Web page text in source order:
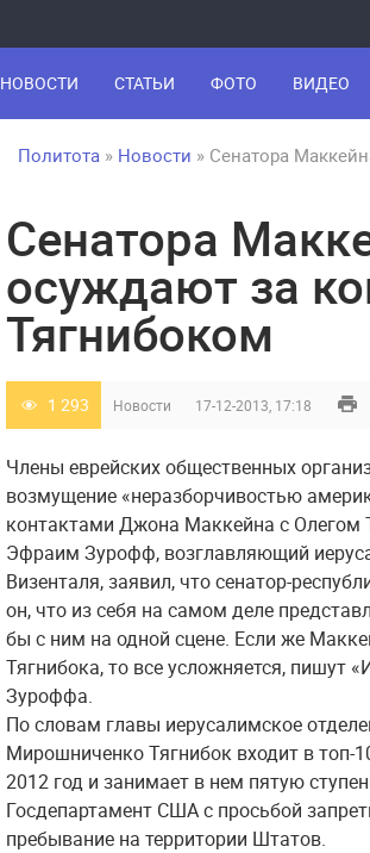
НОВОСТИ СТАТЬИ ФОТО ВИДЕО
Политота » Новости » Сенатора
Сенатора
осуждают за
Тягнибоком
1 293 Новости 17-12-2013, 17:18
Члены еврейских общественных
возмущение «неразборчивостью
контактами Джона Маккейна с Олегом
Эфраим Зурофф, возглавляющий
Визенталя, заявил, что сенатор-
он, что из себя на самом деле
бы с ним на одной сцене. Если же
Тягнибока, то все усложняется, пишут
Зуроффа.
По словам главы иерусалимское
Мирошниченко Тягнибок входит в
2012 год и занимает в нем пятую
Госдепартамент США с просьбой
пребывание на территории Штатов.